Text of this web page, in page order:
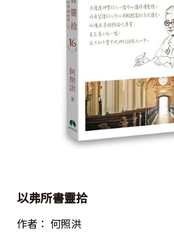
以弗所書靈拾
作者： 何照洪